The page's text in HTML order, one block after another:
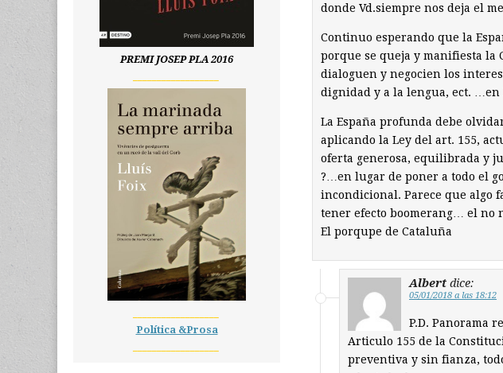
donde Vd.siempre nos deja el
Continuo esperando que la
porque se queja y manifiesta la
dialoguen y negocien los
dignidad y a la lengua, ect. …en
La España profunda debe
aplicando la Ley del art. 155,
oferta generosa, equilibrada y
?…en lugar de poner a todo el
incondicional. Parece que algo
tener efecto boomerang… el no
El porqupe de Cataluña
Albert dice:
05/01/2018 a las 18:12
P.D. Panorama
Articulo 155 de la
preventiva y sin fianza,
PREMI JOSEP PLA 2016
Política &Prosa